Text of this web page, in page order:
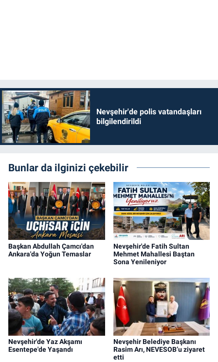
Nevşehir'de polis vatandaşları
bilgilendirildi
Bunlar da ilginizi çekebilir
Başkan Abdullah Çamcı'dan
Ankara'da Yoğun Temaslar
Nevşehir'de Fatih Sultan
Mehmet Mahallesi Baştan
Sona Yenileniyor
Nevşehir'de Yaz Akşamı
Esentepe'de Yaşandı
Nevşehir Belediye Başkanı
Rasim Arı, NEVESOB’u ziyaret
etti